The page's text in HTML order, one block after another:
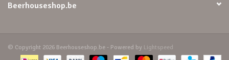
Beerhouseshop.be
© Copyright 2026 Beerhouseshop.be - Powered by Lightspeed